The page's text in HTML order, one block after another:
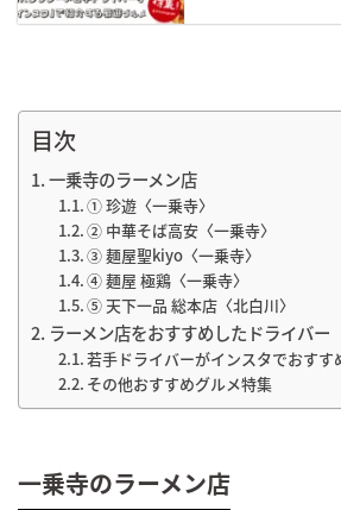
目次
一乗寺のラーメン店
① 珍遊〈一乗寺〉
② 中華そば高安〈一乗寺〉
③ 麺屋聖kiyo〈一乗寺〉
④ 麺屋 極鶏〈一乗寺〉
⑤ 天下一品 総本店〈北白川〉
ラーメン店をおすすめしたドライバー
若手ドライバーがインスタでおす
その他おすすめグルメ特集
一乗寺のラーメン店